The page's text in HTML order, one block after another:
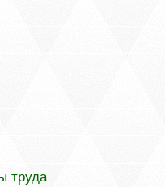
труда